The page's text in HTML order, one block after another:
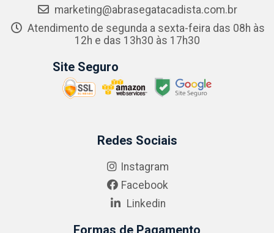
marketing@abrasegatacadista.com.br
Atendimento de segunda a sexta-feira das 08h às
12h e das 13h30 às 17h30
Site Seguro
Redes Sociais
Instagram
Facebook
Linkedin